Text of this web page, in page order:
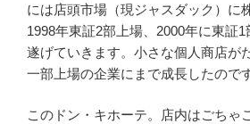
には店頭市場（現ジャスダック）に
1998年東証2部上場、2000年に東証
遂げていきます。小さな個人商店が
一部上場の企業にまで成長したのです
このドン・キホーテ。店内はごちゃ